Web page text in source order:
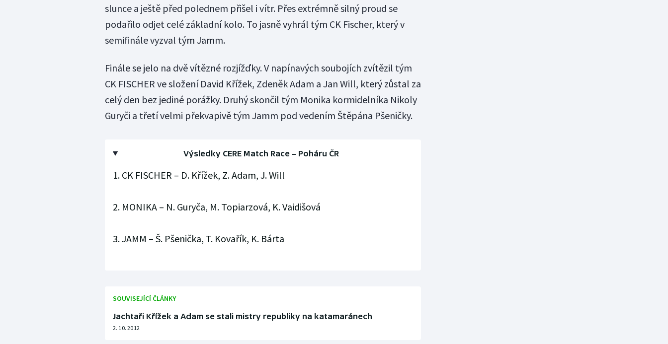
slunce a ještě před polednem přišel i vítr. Přes extrémně silný proud se
podařilo odjet celé základní kolo. To jasně vyhrál tým CK Fischer, který v
semifinále vyzval tým Jamm.
Finále se jelo na dvě vítězné rozjížďky. V napínavých soubojích zvítězil tým
CK FISCHER ve složení David Křížek, Zdeněk Adam a Jan Will, který zůstal za
celý den bez jediné porážky. Druhý skončil tým Monika kormidelníka Nikoly
Guryči a třetí velmi překvapivě tým Jamm pod vedením Štěpána Pšeničky.
Výsledky CERE Match Race – Poháru ČR
1. CK FISCHER – D. Křížek, Z. Adam, J. Will
2. MONIKA – N. Guryča, M. Topiarzová, K. Vaidišová
3. JAMM – Š. Pšenička, T. Kovařík, K. Bárta
SOUVISEJÍCÍ ČLÁNKY
Jachtaři Křížek a Adam se stali mistry republiky na katamaránech
2. 10. 2012